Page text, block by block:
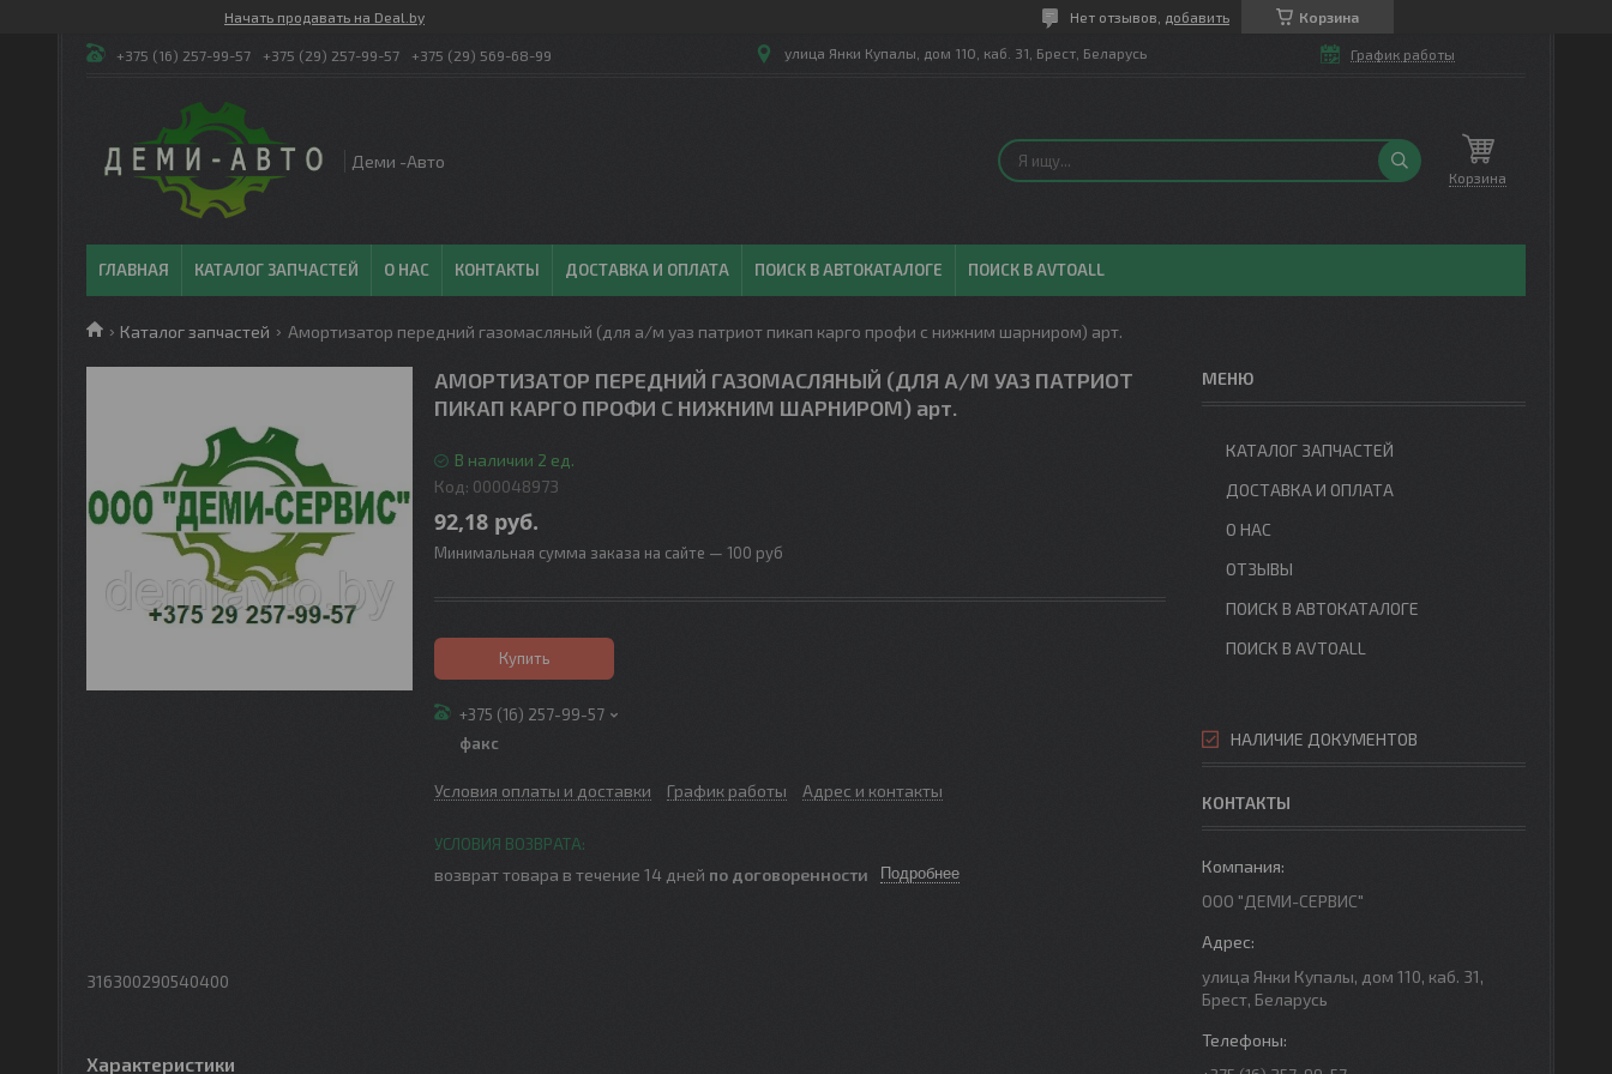
Начать продавать на Deal.by Корзина
Нет отзывов, добавить
+375 (16) 257-99-57 +375 (29) 257-99-57 +375 (29) 569-68-99 улица Янки Купалы, дом 110, каб. 31, Брест, Беларусь График работы
Деми -Авто
Корзина
ГЛАВНАЯ КАТАЛОГ ЗАПЧАСТЕЙ О НАС КОНТАКТЫ ДОСТАВКА И ОПЛАТА ПОИСК В АВТОКАТАЛОГЕ ПОИСК В AVTOALL
Каталог запчастей Амортизатор передний газомасляный (для а/м уаз патриот пикап карго профи с нижним шарниром) арт.
АМОРТИЗАТОР ПЕРЕДНИЙ ГАЗОМАСЛЯНЫЙ (ДЛЯ А/М УАЗ ПАТРИОТ
ПИКАП КАРГО ПРОФИ С НИЖНИМ ШАРНИРОМ) арт.
В наличии 2 ед.
Код: 000048973
92,18 руб.
Минимальная сумма заказа на сайте — 100 руб
Купить
+375 (16) 257-99-57
факс
Условия оплаты и доставки График работы Адрес и контакты
возврат товара в течение 14 дней по договоренности Подробнее
316300290540400
Характеристики
КАТАЛОГ ЗАПЧАСТЕЙ
ДОСТАВКА И ОПЛАТА
О НАС
ОТЗЫВЫ
ПОИСК В АВТОКАТАЛОГЕ
ПОИСК В AVTOALL
НАЛИЧИЕ ДОКУМЕНТОВ
КОНТАКТЫ
ООО "ДЕМИ-СЕРВИС"
улица Янки Купалы, дом 110, каб. 31,
Брест, Беларусь